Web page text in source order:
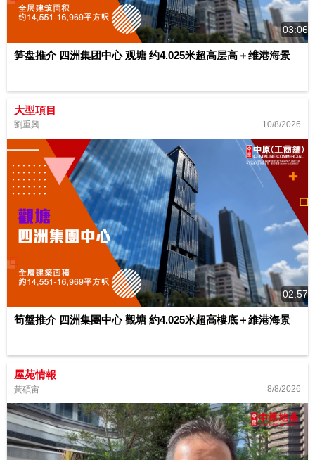
03:06
笋盘推介 四洲集团中心 观塘 约4.025米超高层高＋维港海景
大型項目
劉重興 10/8/2026
02:57
筍盤推介 四洲集團中心 觀塘 約4.025米超高樓底＋維港海景
屋苑情報
黃碩宙 8/8/2026